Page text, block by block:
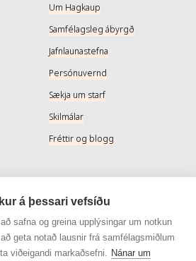
Um Hagkaup
Samfélagsleg ábyrgð
Jafnlaunastefna
Persónuvernd
Sækja um starf
Skilmálar
Fréttir og blogg
Samfélagsmiðlar
Instagram
Instagram - Snyrtivara
á þessari vefsíðu
safna og greina upplýsingar um notkun
geta notað lausnir frá samfélagsmiðlum
viðeigandi markaðsefni. Nánar um